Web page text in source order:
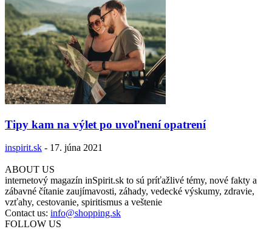
Tipy kam na výlet po uvoľnení opatrení
inspirit.sk - 17. júna 2021
ABOUT US
internetový magazín inSpirit.sk to sú príťažlivé témy, nové fakty a
zábavné čítanie zaujímavosti, záhady, vedecké výskumy, zdravie,
vzťahy, cestovanie, spiritismus a veštenie
Contact us: info@shopping.sk
FOLLOW US